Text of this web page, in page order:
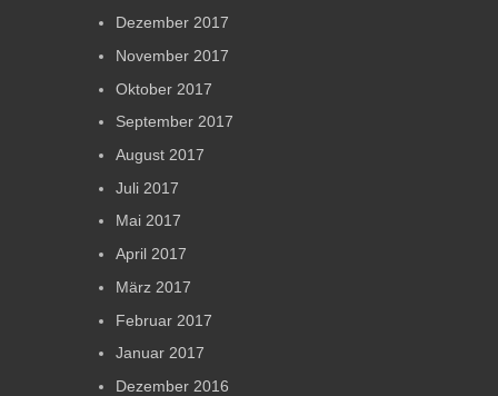
Dezember 2017
November 2017
Oktober 2017
September 2017
August 2017
Juli 2017
Mai 2017
April 2017
März 2017
Februar 2017
Januar 2017
Dezember 2016